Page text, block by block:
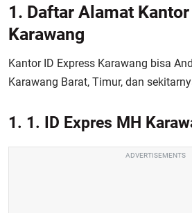
1. Daftar Alamat
Karawang
Kantor ID Express Karawang bisa
Karawang Barat, Timur, dan
1. 1. ID Expres MH
ADVERTISEMENTS